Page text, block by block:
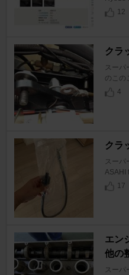
12
クラ
スーパ
のこの
4
クラ
スーパ
ASAHI
17
エン
他の
スーパ